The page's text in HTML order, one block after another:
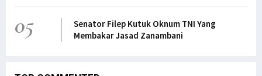
05
Senator Filep Kutuk Oknum TNI Yang
Membakar Jasad Zanambani